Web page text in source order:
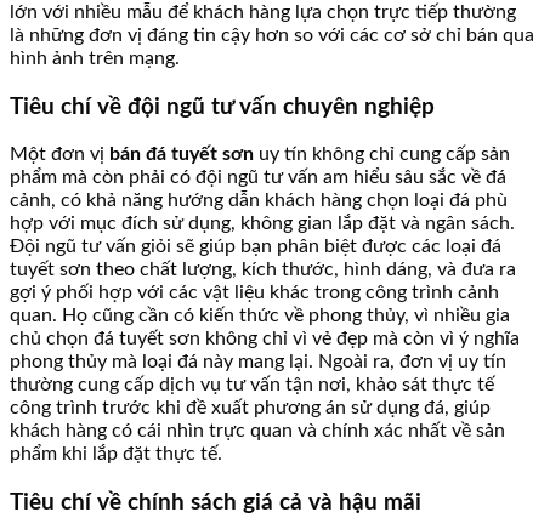
lớn với nhiều mẫu để khách hàng lựa chọn trực tiếp thường
là những đơn vị đáng tin cậy hơn so với các cơ sở chỉ bán qua
hình ảnh trên mạng.
Tiêu chí về đội ngũ tư vấn chuyên nghiệp
Một đơn vị bán đá tuyết sơn uy tín không chỉ cung cấp sản
phẩm mà còn phải có đội ngũ tư vấn am hiểu sâu sắc về đá
cảnh, có khả năng hướng dẫn khách hàng chọn loại đá phù
hợp với mục đích sử dụng, không gian lắp đặt và ngân sách.
Đội ngũ tư vấn giỏi sẽ giúp bạn phân biệt được các loại đá
tuyết sơn theo chất lượng, kích thước, hình dáng, và đưa ra
gợi ý phối hợp với các vật liệu khác trong công trình cảnh
quan. Họ cũng cần có kiến thức về phong thủy, vì nhiều gia
chủ chọn đá tuyết sơn không chỉ vì vẻ đẹp mà còn vì ý nghĩa
phong thủy mà loại đá này mang lại. Ngoài ra, đơn vị uy tín
thường cung cấp dịch vụ tư vấn tận nơi, khảo sát thực tế
công trình trước khi đề xuất phương án sử dụng đá, giúp
khách hàng có cái nhìn trực quan và chính xác nhất về sản
phẩm khi lắp đặt thực tế.
Tiêu chí về chính sách giá cả và hậu mãi